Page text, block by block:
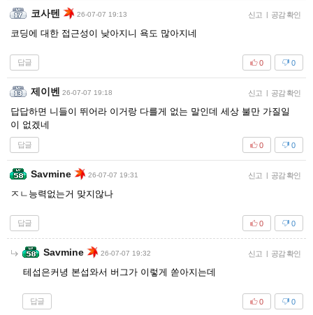
코사텐 26-07-07 19:13 신고 | 공감 확인
코딩에 대한 접근성이 낮아지니 욕도 많아지네
답글 0
0
제이벤 26-07-07 19:18 신고 | 공감 확인
답답하면 니들이 뛰어라 이거랑 다를게 없는 말인데 세상 불만 가질일
이 없겠네
답글 0
0
Savmine 26-07-07 19:31 신고 | 공감 확인
ㅈㄴ능력없는거 맞지않나
답글 0
0
Savmine 26-07-07 19:32 신고 | 공감 확인
테섭은커녕 본섭와서 버그가 이렇게 쏟아지는데
답글 0
0